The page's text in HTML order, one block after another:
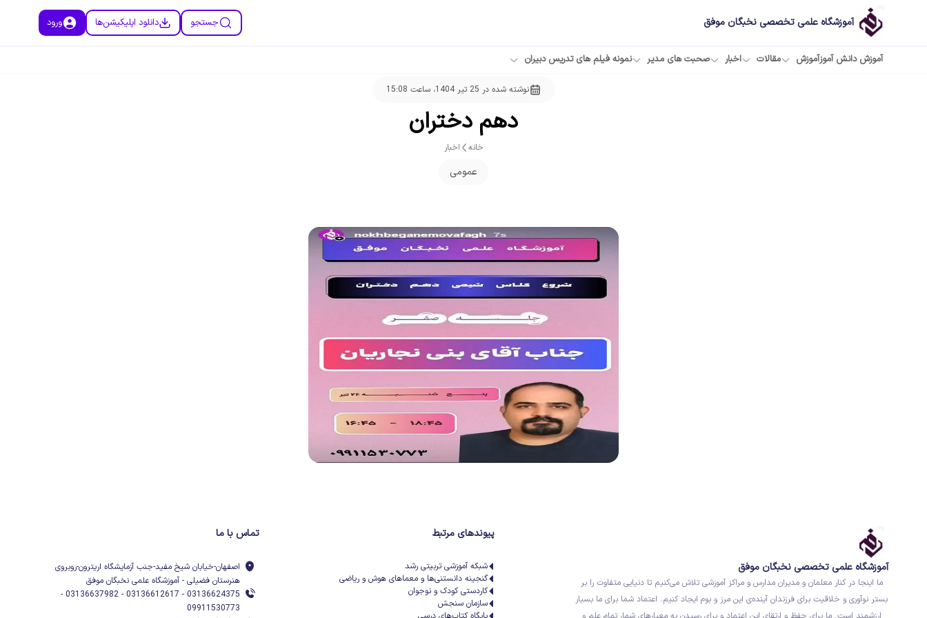
آموزشگاه علمی تخصصی نخبگان موفق جستجو دانلود اپلیکیشن‌ها ورود
آموزش دانش آموزآموزش مقالات اخبار صحبت های مدیر نمونه فیلم های تدریس دبیران
نوشته شده در 25 تیر 1404، ساعت 15:08
دهم دختران
خانه اخبار
عمومی
آموزشگاه علمی تخصصی نخبگان موفق
ما اینجا در کنار معلمان و مدیران مدارس و مراکز آموزشی تلاش می‌کنیم تا دنیایی متفاوت را بر
بستر نوآوری و خلاقیت برای فرزندان آینده‌ی این مرز و بوم ایجاد کنیم. اعتماد شما برای ما بسیار
پیوندهای مرتبط
شبکه آموزشی تربیتی رشد
گنجینه دانستنی‌ها و معماهای هوش و ریاضی
کاردستی کودک و نوجوان
سازمان سنجش
تماس با ما
اصفهان-خیابان شیخ مفید-جنب آزمایشگاه اریترون-روبروی
هنرستان فضیلی - آموزشگاه علمی نخبگان موفق
03136624375 - 03136612617 - 03136637982 -
09911530773